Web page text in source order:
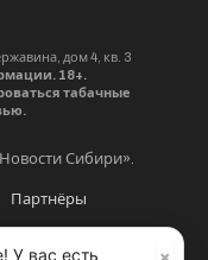
в
являлся
ее X5 Group в
Алексея
У вас есть